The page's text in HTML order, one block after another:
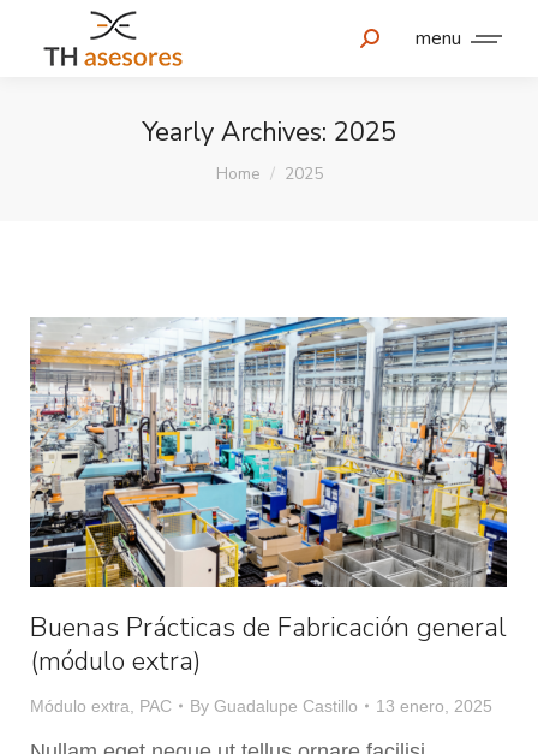
menu
Yearly Archives: 2025
You are here:
Home 2025
Buenas Prácticas de Fabricación general
(módulo extra)
Módulo extra PAC By Guadalupe Castillo 13 enero, 2025